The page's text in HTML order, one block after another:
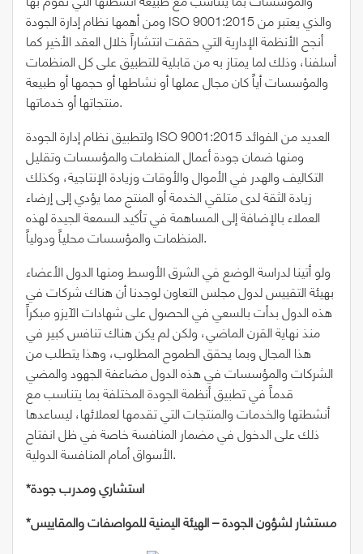
ومن أهمها نظام إدارة الجودة ISO 9001:2015 والذي يعتبر من
أنجح الأنظمة الإدارية التي حققت انتشاراً خلال العقد الأخير كما
أسلفنا، وذلك لما يمتاز به من قابلية للتطبيق على كل المنظمات
والمؤسسات أياً كان مجال عملها أو نشاطها أو حجمها أو طبيعة
منتجاتها أو خدماتها.
ولتطبيق نظام إدارة الجودة ISO 9001:2015 العديد من الفوائد
ومنها ضمان جودة أعمال المنظمات والمؤسسات وتقليل
التكاليف والهدر في الأموال والأوقات وزيادة الإنتاجية، وكذلك
زيادة الثقة لدى متلقي الخدمة أو المنتج مما يؤدي إلى إرضاء
العملاء بالإضافة إلى المساهمة في تأكيد السمعة الجيدة لهذه
المنظمات والمؤسسات محلياً ودولياً.
ولو أتينا لدراسة الوضع في الشرق الأوسط ومنها الدول الأعضاء
بهيئة التقييس لدول مجلس التعاون لوجدنا أن هناك شركات في
هذه الدول بدأت بالسعي في الحصول على شهادات الآيزو مبكراً
منذ نهاية القرن الماضي، ولكن لم يكن هناك تنافس كبير في
هذا المجال وبما يحقق الطموح المطلوب، وهذا يتطلب من
الشركات والمؤسسات في هذه الدول مضاعفة الجهود والمضي
قدماً في تطبيق أنظمة الجودة المختلفة بما يتناسب مع
أنشطتها والخدمات والمنتجات التي تقدمها لعملائها، ليساعدها
ذلك على الدخول في مضمار المنافسة خاصة في ظل انفتاح
الأسواق أمام المنافسة الدولية.
*استشاري ومدرب جودة
*مستشار لشؤون الجودة – الهيئة اليمنية للمواصفات والمقاييس